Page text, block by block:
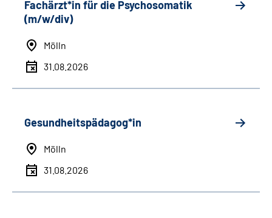
Fachärzt*in für die Psychosomatik
(m/w/div)
Mölln
31.08.2026
Gesundheitspädagog*in
Mölln
31.08.2026